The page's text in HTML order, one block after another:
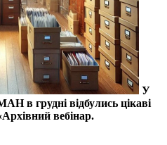
У
МАН в грудні відбулись цікаві
вебінар.